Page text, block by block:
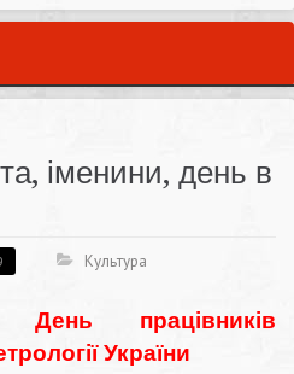
іменини, день в
Культура
День працівників
України